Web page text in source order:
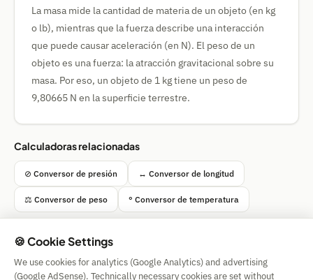
La masa mide la cantidad de materia de un objeto (en kg
o lb), mientras que la fuerza describe una interacción
que puede causar aceleración (en N). El peso de un
objeto es una fuerza: la atracción gravitacional sobre su
masa. Por eso, un objeto de 1 kg tiene un peso de
9,80665 N en la superficie terrestre.
Calculadoras relacionadas
⊘ Conversor de presión ↔ Conversor de longitud
⚖ Conversor de peso ° Conversor de temperatura
Simple Calculator
🍪 Cookie Settings
We use cookies for analytics (Google Analytics) and advertising
(Google AdSense). Technically necessary cookies are set without